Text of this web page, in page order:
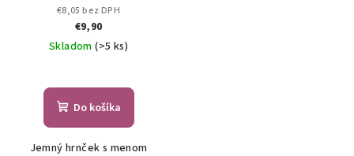
€8,05 bez DPH
€9,90
Skladom(>5 ks)
Do košíka
Jemný hrnček s menom